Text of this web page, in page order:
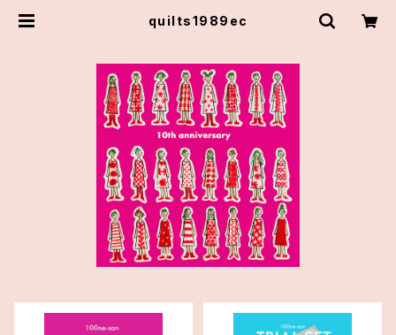
quilts1989ec